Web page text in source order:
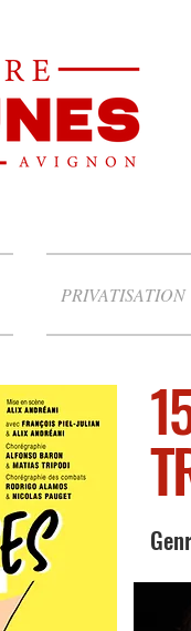
PRIVATISATION